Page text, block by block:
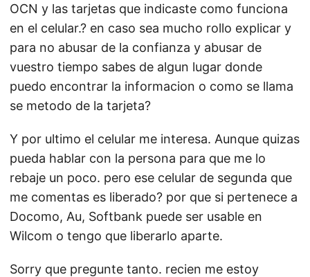
OCN y las tarjetas que indicaste como funciona
en el celular.? en caso sea mucho rollo explicar y
para no abusar de la confianza y abusar de
vuestro tiempo sabes de algun lugar donde
puedo encontrar la informacion o como se llama
se metodo de la tarjeta?
Y por ultimo el celular me interesa. Aunque quizas
pueda hablar con la persona para que me lo
rebaje un poco. pero ese celular de segunda que
me comentas es liberado? por que si pertenece a
Docomo, Au, Softbank puede ser usable en
Wilcom o tengo que liberarlo aparte.
Sorry que pregunte tanto. recien me estoy